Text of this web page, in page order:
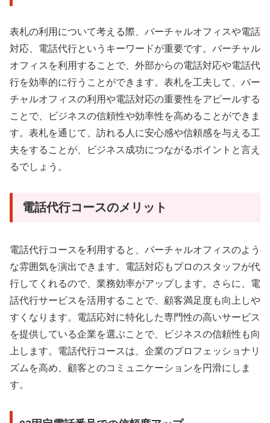
表札の利用について考える際、バーチャルオフィスや電話
対応、電話代行というキーワードが重要です。バーチャル
オフィスを利用することで、外部からの電話対応や電話代
行を効率的に行うことができます。表札を工夫して、バー
チャルオフィスの利用や電話対応の重要性をアピールする
ことで、ビジネスの信頼性や効率性を高めることができま
す。表札を通じて、訪れる人に安心感や信頼感を与える工
夫をすることが、ビジネス成功につながるポイントと言え
るでしょう。
電話代行コースのメリット
電話代行コースを利用すると、バーチャルオフィスのよう
な雰囲気を演出できます。電話対応もプロのスタッフが代
行してくれるので、業務効率がアップします。さらに、電
話代行サービスを活用することで、顧客満足度も向上しや
すくなります。電話応対に特化した専門性の高いサービス
を提供している企業を選ぶことで、ビジネスの信頼性も向
上します。電話代行コースは、企業のプロフェッショナリ
ズムを高め、顧客とのコミュニケーションを円滑にしま
す。